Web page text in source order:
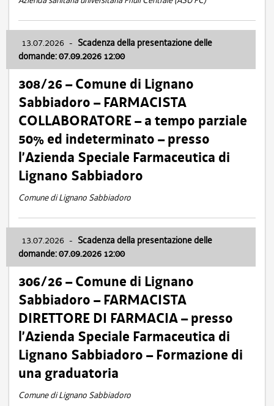
13.07.2026 - Scadenza della presentazione delle
domande: 07.09.2026 12:00
308/26 – Comune di Lignano
Sabbiadoro – FARMACISTA
COLLABORATORE – a tempo parziale
50% ed indeterminato – presso
l’Azienda Speciale Farmaceutica di
Lignano Sabbiadoro
Comune di Lignano Sabbiadoro
13.07.2026 - Scadenza della presentazione delle
domande: 07.09.2026 12:00
306/26 – Comune di Lignano
Sabbiadoro – FARMACISTA
DIRETTORE DI FARMACIA – presso
l’Azienda Speciale Farmaceutica di
Lignano Sabbiadoro – Formazione di
una graduatoria
Comune di Lignano Sabbiadoro